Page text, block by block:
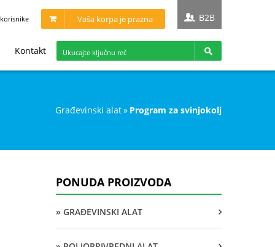
građevinski alat» program za svinjokolj
Vaša korpa je prazna B2B
Kontakt
PONUDA PROIZVODA
» GRAĐEVINSKI ALAT